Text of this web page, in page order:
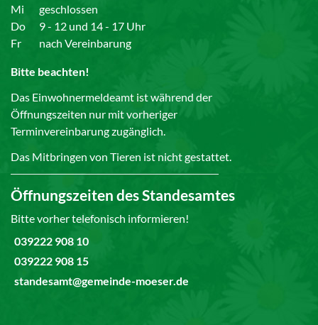
Mi
geschlossen
Do
9 - 12 und 14 - 17 Uhr
Fr
nach Vereinbarung
Bitte beachten!
Das Einwohnermeldeamt ist während der
Öffnungszeiten nur mit vorheriger
Terminvereinbarung zugänglich.
Das Mitbringen von Tieren ist nicht gestattet.
Öffnungszeiten des Standesamtes
Bitte vorher telefonisch informieren!
039222 908 10
039222 908 15
standesamt@gemeinde-moeser.de